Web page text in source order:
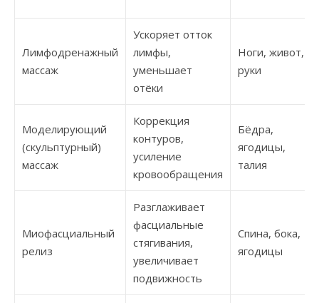
Лимфодренажный
массаж
Ускоряет отток
лимфы,
уменьшает
отёки
Ноги, живот,
руки
Моделирующий
(скульптурный)
массаж
Коррекция
контуров,
усиление
кровообращения
Бёдра,
ягодицы,
талия
Миофасциальный
релиз
Разглаживает
фасциальные
стягивания,
увеличивает
подвижность
Спина, бока,
ягодицы